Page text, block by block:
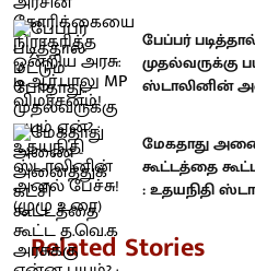
பேப்பர்
முதல்வருக்கு
ஸ்டாலினின்
மேகதாது
கூட்டத்தை
: உதயநிதி
Related Stories